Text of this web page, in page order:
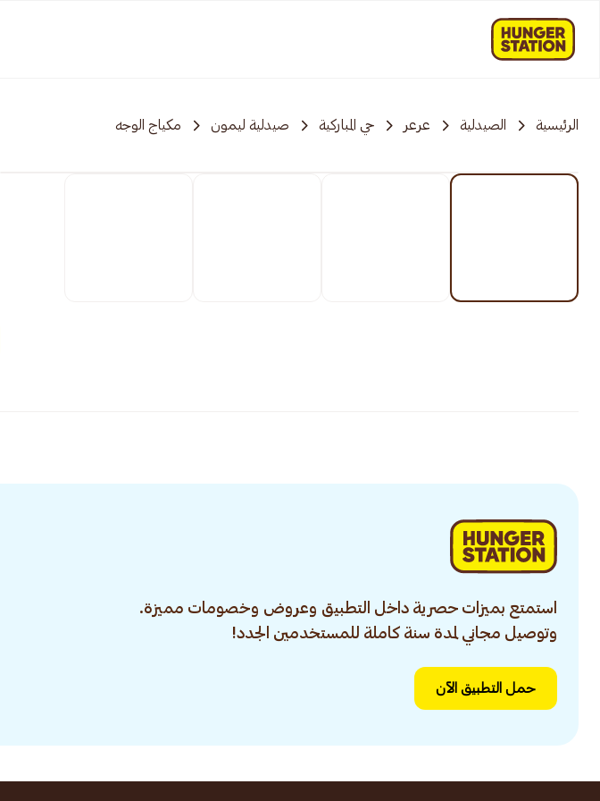
الرئيسية الصيدلية عرعر حي المباركية صيدلية ليمون مكياج الوجه
استمتع بميزات حصرية داخل التطبيق وعروض وخصومات مميزة.
وتوصيل مجاني لمدة سنة كاملة للمستخدمين الجدد!
حمل التطبيق الآن